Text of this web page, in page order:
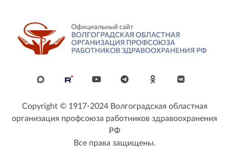
Copyright © 1917-2024 Волгоградская областная
организация профсоюза работников здравоохранения
РФ
Все права защищены.